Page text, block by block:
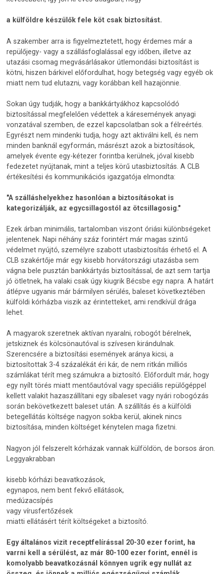
a külföldre készülők fele köt csak biztosítást.
A szakember arra is figyelmeztetett, hogy érdemes már a
repülőjegy- vagy a szállásfoglalással egy időben, illetve az
utazási csomag megvásárlásakor útlemondási biztosítást is
kötni, hiszen bárkivel előfordulhat, hogy betegség vagy egyéb ok
miatt nem tud elutazni, vagy korábban kell hazajönnie.
Sokan úgy tudják, hogy a bankkártyákhoz kapcsolódó
biztosítással megfelelően védettek a káresemények anyagi
vonzatával szemben, de ezzel kapcsolatban sok a félreértés.
Egyrészt nem mindenki tudja, hogy azt aktiválni kell, és nem
minden banknál egyformán, másrészt azok a biztosítások,
amelyek évente egy-kétezer forintba kerülnek, jóval kisebb
fedezetet nyújtanak, mint a teljes körű utasbiztosítás. A CLB
értékesítési és kommunikációs igazgatója elmondta:
"A szálláshelyekhez hasonlóan a biztosításokat is
kategorizálják, az egycsillagostól az ötcsillagosig."
Ezek árban minimális, tartalomban viszont óriási különbségeket
jelentenek. Napi néhány száz forintért már magas szintű
védelmet nyújtó, személyre szabott utasbiztosítás érhető el. A
CLB szakértője már egy kisebb horvátországi utazásba sem
vágna bele pusztán bankkártyás biztosítással, de azt sem tartja
jó ötletnek, ha valaki csak úgy kiugrik Bécsbe egy napra. A határt
átlépve ugyanis már bármilyen sérülés, baleset következtében
külföldi kórházba viszik az érintetteket, ami rendkívül drága
lehet.
A magyarok szeretnek aktívan nyaralni, robogót bérelnek,
jetskiznek és kölcsönautóval is szívesen kirándulnak.
Szerencsére a biztosítási események aránya kicsi, a
biztosítottak 3-4 százalékát éri kár, de nem ritkán milliós
számlákat térít meg számukra a biztosító. Előfordult már, hogy
egy nyílt törés miatt mentőautóval vagy speciális repülőgéppel
kellett valakit hazaszállítani egy síbaleset vagy nyári robogózás
során bekövetkezett baleset után. A szállítás és a külföldi
betegellátás költsége nagyon sokba kerül, akinek nincs
biztosítása, minden költséget kénytelen maga fizetni.
Nagyon jól felszerelt kórházak vannak külföldön, de borsos áron.
Leggyakrabban
kisebb kórházi beavatkozások,
egynapos, nem bent fekvő ellátások,
medúzacsípés
vagy vírusfertőzések
miatti ellátásért térít költségeket a biztosító.
Egy általános vizit receptfelírással 20-30 ezer forint, ha
varrni kell a sérülést, az már 80-100 ezer forint, ennél is
komolyabb beavatkozásnál könnyen ugrik egy nullát az